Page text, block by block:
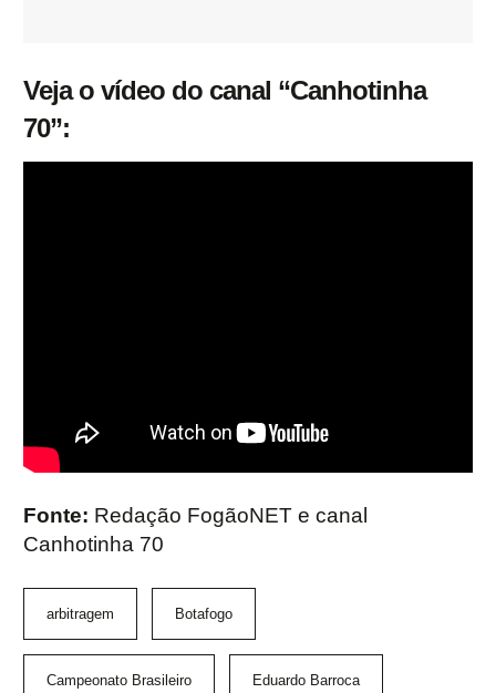
Veja o vídeo do canal “Canhotinha
70”:
Fonte: Redação FogãoNET e canal
Canhotinha 70
arbitragem Botafogo
Campeonato Brasileiro Eduardo Barroca